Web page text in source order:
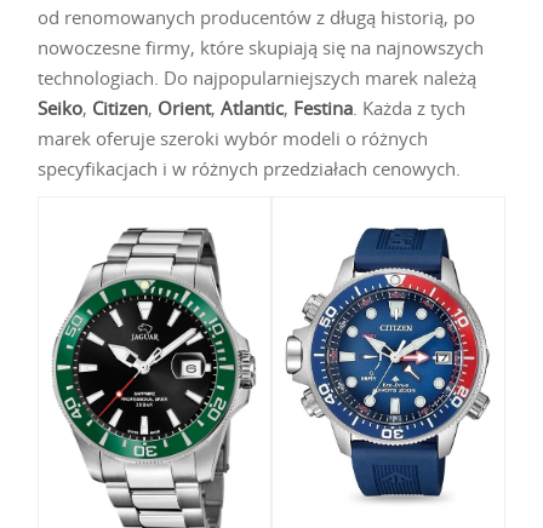
od renomowanych producentów z długą historią, po
nowoczesne firmy, które skupiają się na najnowszych
technologiach. Do najpopularniejszych marek należą
Seiko, Citizen, Orient,Atlantic, Festina. Każda z tych
marek oferuje szeroki wybór modeli o różnych
specyfikacjach i w różnych przedziałach cenowych.